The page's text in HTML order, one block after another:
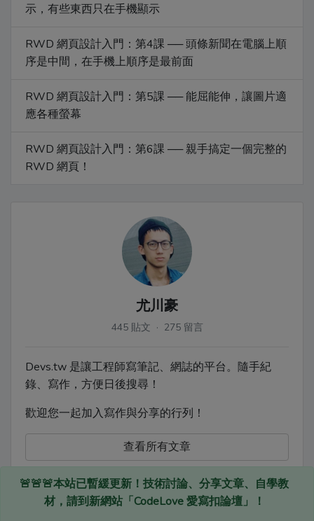
示，有些東西只在手機顯示
RWD 網頁設計入門：第4課 ── 頭條新聞在電腦上順
序是中間，在手機上順序是最前面
RWD 網頁設計入門：第5課 ── 能屈能伸，讓圖片適
應各種螢幕
RWD 網頁設計入門：第6課 ── 親手搞定一個完整的
RWD 網頁！
尤川豪
445 貼文 · 275 留言
Devs.tw 是讓工程師寫筆記、網誌的平台。隨手紀
錄、寫作，方便日後搜尋！
歡迎您一起加入寫作與分享的行列！
查看所有文章
🚨🚨🚨本站已暫緩更新！技術討論、分享文章、自學教
材，請到新網站「CodeLove 愛寫扣論壇」！